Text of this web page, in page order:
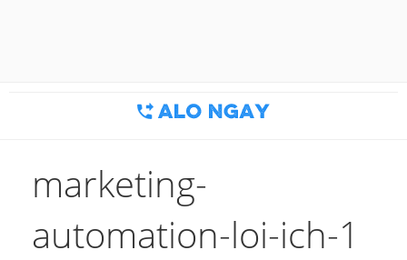
marketing-
automation-loi-ich-1